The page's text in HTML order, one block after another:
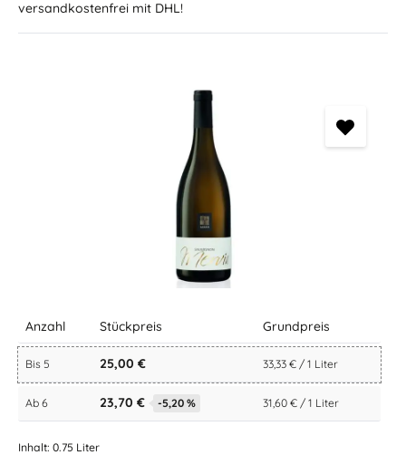
versandkostenfrei mit DHL!
Anzahl Stückpreis Grundpreis
Bis 5 25,00 € 33,33 € / 1 Liter
Ab 6 23,70 € -5,20 % 31,60 € / 1 Liter
Inhalt: 0.75 Liter